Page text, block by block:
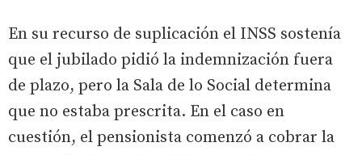
En su recurso de suplicación el INSS sostenía
que el jubilado pidió la indemnización fuera
de plazo, pero la Sala de lo Social determina
que no estaba prescrita. En el caso en
cuestión, el pensionista comenzó a cobrar la